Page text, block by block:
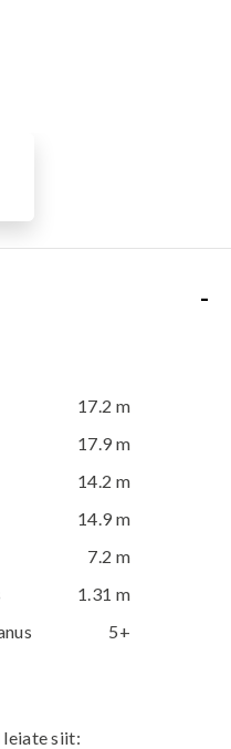
-
17.2 m
17.9 m
14.2 m
14.9 m
7.2 m
1.31 m
5+
leiate siit: